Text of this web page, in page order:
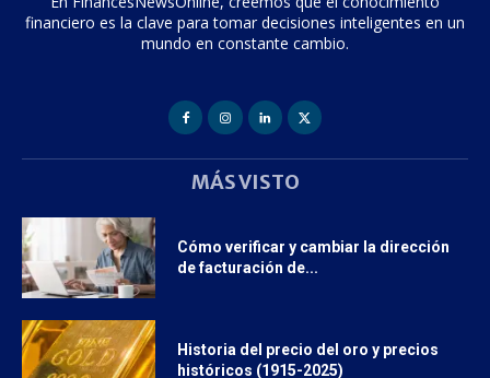
financiero es la clave para tomar decisiones inteligentes en un
mundo en constante cambio.
MÁS VISTO
Cómo verificar y cambiar la dirección
de facturación de...
Historia del precio del oro y precios
históricos (1915-2025)